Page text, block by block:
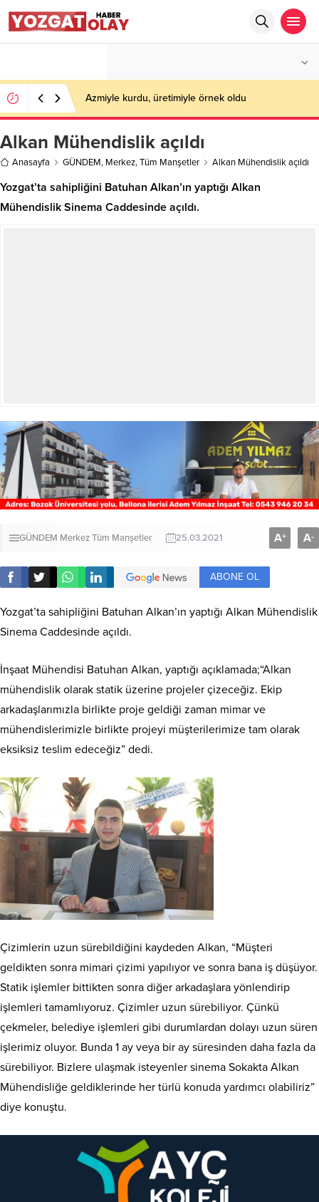
Azmiyle kurdu, üretimiyle örnek oldu
Alkan Mühendislik açıldı
Anasayfa GÜNDEM, Merkez,Tüm Manşetler Alkan Mühendislik açıldı
Yozgat’ta sahipliğini Batuhan Alkan’ın yaptığı Alkan
Mühendislik Sinema Caddesinde açıldı.
GÜNDEM MerkezTüm Manşetler 25.03.2021 A+ A-
ABONE OL
Yozgat’ta sahipliğini Batuhan Alkan’ın yaptığı Alkan Mühendislik
Sinema Caddesinde açıldı.
İnşaat Mühendisi Batuhan Alkan, yaptığı açıklamada;“Alkan
mühendislik olarak statik üzerine projeler çizeceğiz. Ekip
arkadaşlarımızla birlikte proje geldiği zaman mimar ve
mühendislerimizle birlikte projeyi müşterilerimize tam olarak
eksiksiz teslim edeceğiz” dedi.
Çizimlerin uzun sürebildiğini kaydeden Alkan, “Müşteri
geldikten sonra mimari çizimi yapılıyor ve sonra bana iş düşüyor.
Statik işlemler bittikten sonra diğer arkadaşlara yönlendirip
işlemleri tamamlıyoruz. Çizimler uzun sürebiliyor. Çünkü
çekmeler, belediye işlemleri gibi durumlardan dolayı uzun süren
işlerimiz oluyor. Bunda 1 ay veya bir ay süresinden daha fazla da
sürebiliyor. Bizlere ulaşmak isteyenler sinema Sokakta Alkan
Mühendisliğe geldiklerinde her türlü konuda yardımcı olabiliriz”
diye konuştu.